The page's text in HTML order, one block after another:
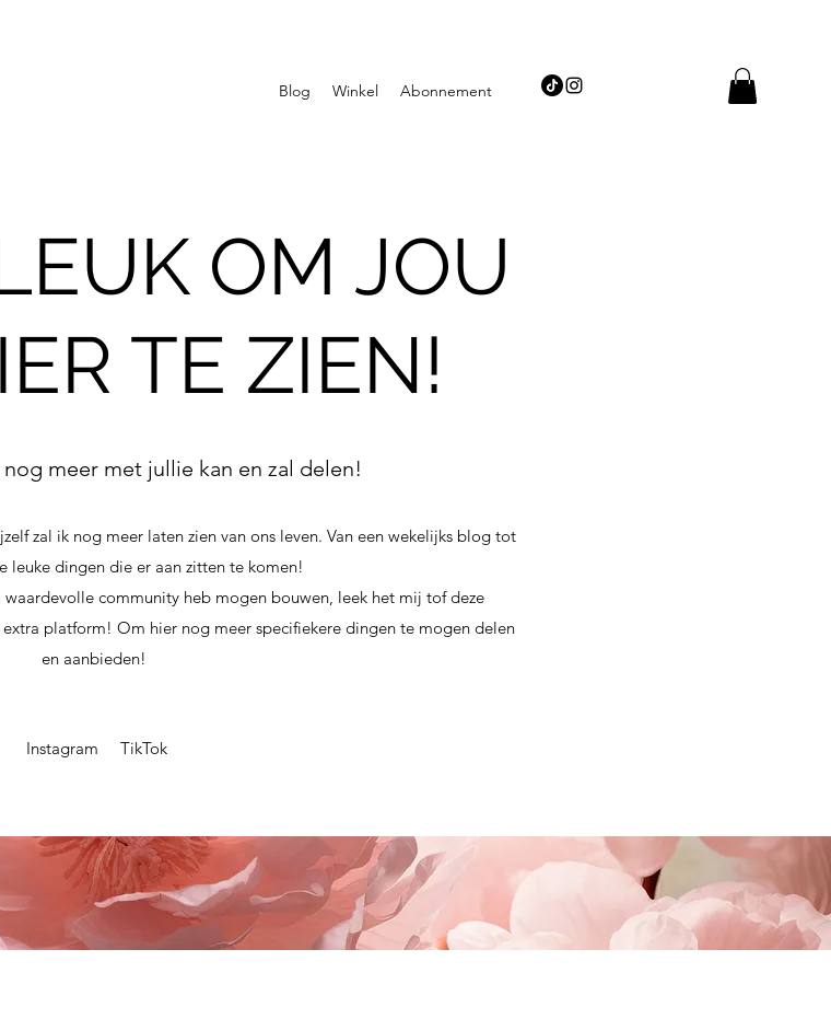
Blog Winkel Abonnement
OM JOU
TE ZIEN!
meer met jullie kan en zal delen!
zal ik nog meer laten zien van ons leven. Van een wekelijks blog tot
leuke dingen die er aan zitten te komen!
community heb mogen bouwen, leek het mij tof deze
platform! Om hier nog meer specifiekere dingen te mogen delen
en aanbieden!
Instagram TikTok